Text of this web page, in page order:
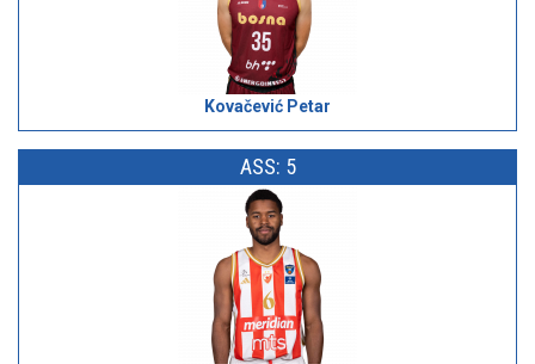
Kovačević Petar
ASS: 5